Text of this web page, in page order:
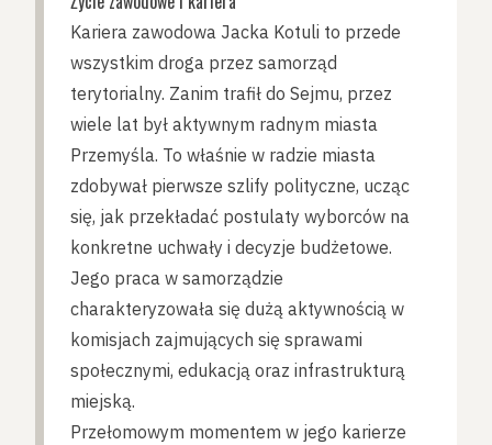
Kariera zawodowa Jacka Kotuli to przede
wszystkim droga przez samorząd
terytorialny. Zanim trafił do Sejmu, przez
wiele lat był aktywnym radnym miasta
Przemyśla. To właśnie w radzie miasta
zdobywał pierwsze szlify polityczne, ucząc
się, jak przekładać postulaty wyborców na
konkretne uchwały i decyzje budżetowe.
Jego praca w samorządzie
charakteryzowała się dużą aktywnością w
komisjach zajmujących się sprawami
społecznymi, edukacją oraz infrastrukturą
miejską.
Przełomowym momentem w jego karierze